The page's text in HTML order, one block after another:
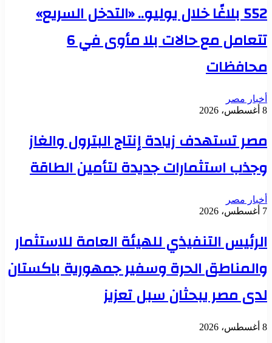
552 بلاغًا خلال يوليو.. «التدخل السريع»
تتعامل مع حالات بلا مأوى في 6
محافظات
أخبار مصر
8 أغسطس، 2026
مصر تستهدف زيادة إنتاج البترول والغاز
وجذب استثمارات جديدة لتأمين الطاقة
أخبار مصر
7 أغسطس، 2026
الرئيس التنفيذي للهيئة العامة للاستثمار
والمناطق الحرة وسفير جمهورية باكستان
لدى مصر يبحثان سبل تعزيز
8 أغسطس، 2026